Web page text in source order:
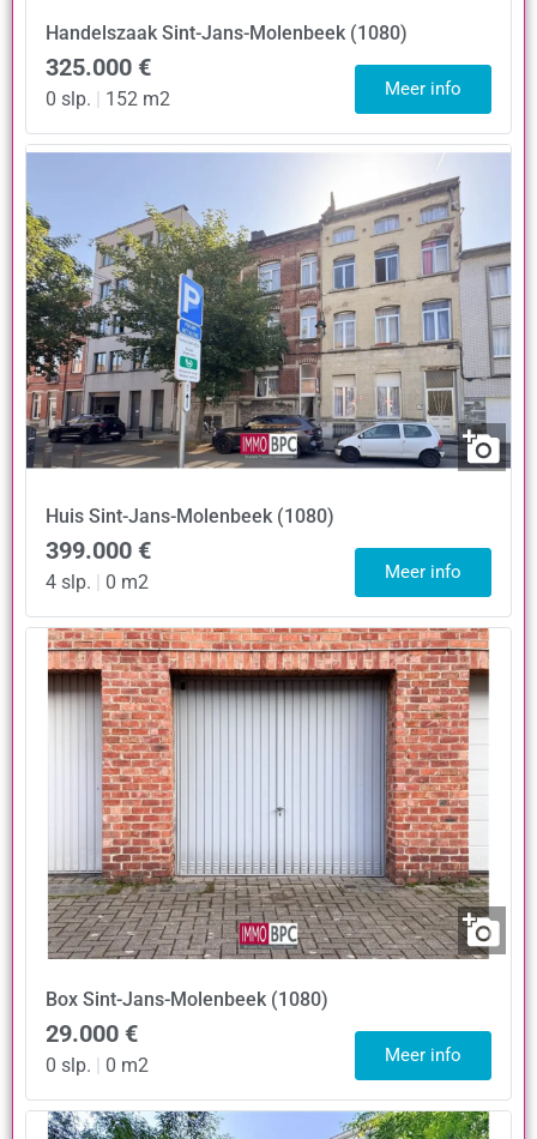
Handelszaak Sint-Jans-Molenbeek (1080)
325.000 €
0 slp. | 152 m2 Meer info
Huis Sint-Jans-Molenbeek (1080)
399.000 €
4 slp. | 0 m2 Meer info
Box Sint-Jans-Molenbeek (1080)
29.000 €
0 slp. 0 m2 Meer info